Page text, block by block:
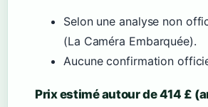
Selon une analyse non
(La Caméra Embarquée).
Aucune confirmation
Prix estimé autour de 414 £